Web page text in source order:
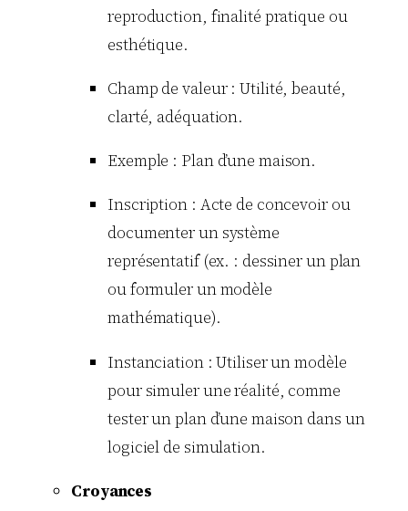
reproduction, finalité pratique ou
esthétique.
Champ de valeur : Utilité, beauté,
clarté, adéquation.
Exemple : Plan d’une maison.
Inscription : Acte de concevoir ou
documenter un système
représentatif (ex. : dessiner un plan
ou formuler un modèle
mathématique).
Instanciation : Utiliser un modèle
pour simuler une réalité, comme
tester un plan d’une maison dans un
logiciel de simulation.
Croyances